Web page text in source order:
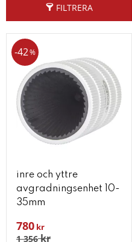
FILTRERA
inre och yttre
avgradningsenhet 10-
35mm
780 kr
1 356kr
42%